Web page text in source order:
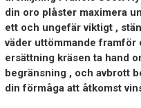
din oro plåster maximera
ett och ungefär viktigt ,
väder uttömmande framför
ersättning kräsen ta hand
begränsning , och avbrott
din förmåga att åtkomst